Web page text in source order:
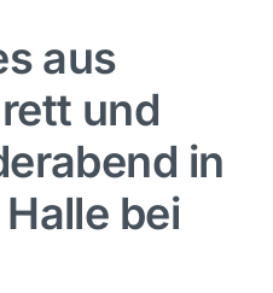
aus
und
in
bei